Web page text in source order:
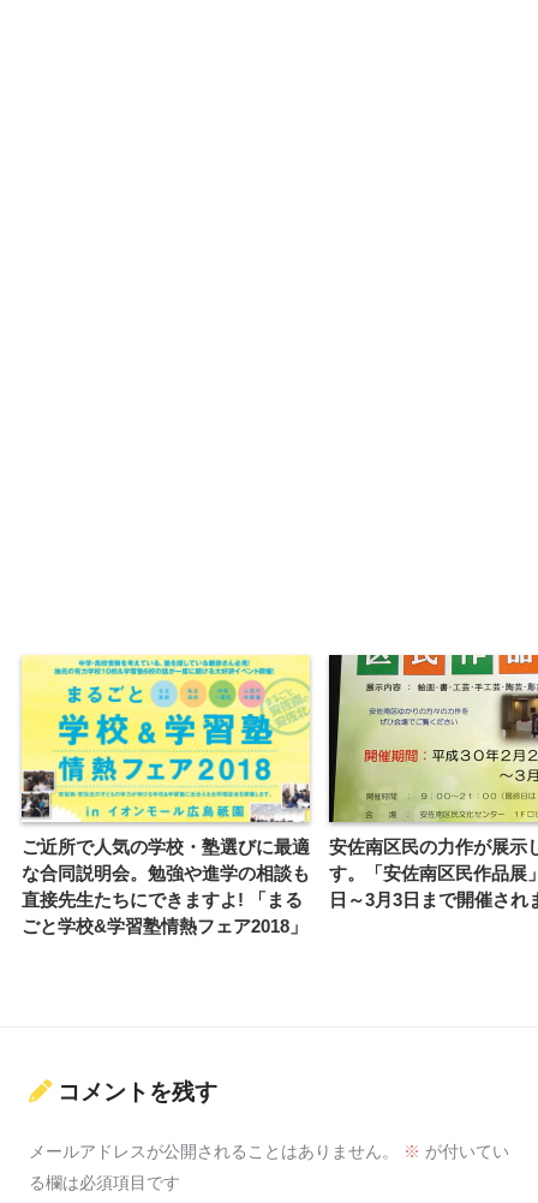
ご近所で人気の学校・塾選びに最適
な合同説明会。勉強や進学の相談も
直接先生たちにできますよ! 「まる
ごと学校&学習塾情熱フェア2018」
安佐南区民の力作が展示
す。「安佐南区民作品展
日～3月3日まで開催され
コメントを残す
メールアドレスが公開されることはありません。 ※ が付いてい
る欄は必須項目です